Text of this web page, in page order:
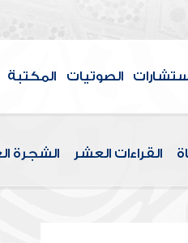
الصوتيات المكتبة
القراءات العشر الشجرة